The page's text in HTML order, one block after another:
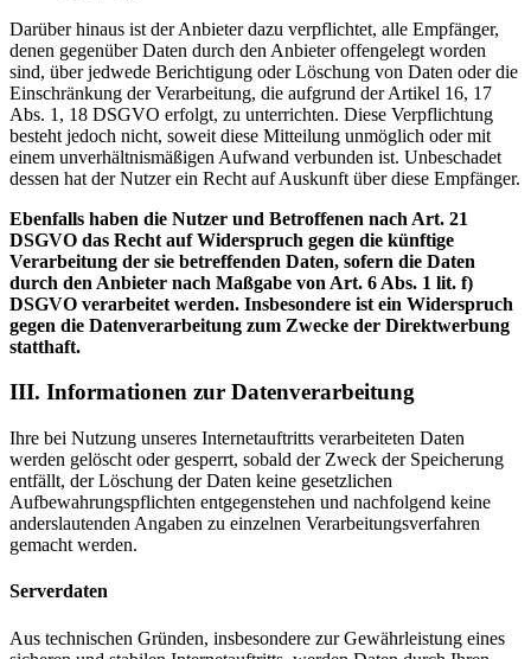
Darüber hinaus ist der Anbieter dazu verpflichtet, alle Empfänger,
denen gegenüber Daten durch den Anbieter offengelegt worden
sind, über jedwede Berichtigung oder Löschung von Daten oder die
Einschränkung der Verarbeitung, die aufgrund der Artikel 16, 17
Abs. 1, 18 DSGVO erfolgt, zu unterrichten. Diese Verpflichtung
besteht jedoch nicht, soweit diese Mitteilung unmöglich oder mit
einem unverhältnismäßigen Aufwand verbunden ist. Unbeschadet
dessen hat der Nutzer ein Recht auf Auskunft über diese Empfänger.
Ebenfalls haben die Nutzer und Betroffenen nach Art. 21
DSGVO das Recht auf Widerspruch gegen die künftige
Verarbeitung der sie betreffenden Daten, sofern die Daten
durch den Anbieter nach Maßgabe von Art. 6 Abs. 1 lit. f)
DSGVO verarbeitet werden. Insbesondere ist ein Widerspruch
gegen die Datenverarbeitung zum Zwecke der Direktwerbung
statthaft.
III. Informationen zur Datenverarbeitung
Ihre bei Nutzung unseres Internetauftritts verarbeiteten Daten
werden gelöscht oder gesperrt, sobald der Zweck der Speicherung
entfällt, der Löschung der Daten keine gesetzlichen
Aufbewahrungspflichten entgegenstehen und nachfolgend keine
anderslautenden Angaben zu einzelnen Verarbeitungsverfahren
gemacht werden.
Serverdaten
Aus technischen Gründen, insbesondere zur Gewährleistung eines